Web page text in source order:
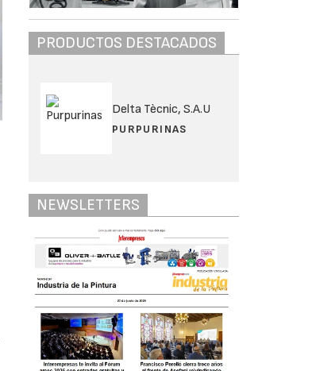
PRODUCTOS DESTACADOS
Delta Tècnic, S.A.U
PURPURINAS
NEWSLETTERS